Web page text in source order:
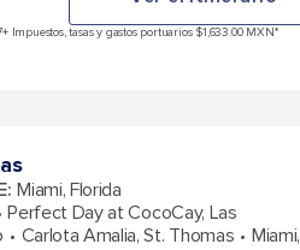
+ Impuestos, tasas y gastos portuarios $1,633.00 MXN*
: Miami, Florida
Perfect Day at CocoCay, Las
Carlota Amalia, St. Thomas
Miami,